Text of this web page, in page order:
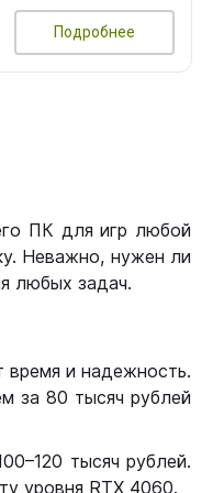
Подробнее
ПК для игр любой
Неважно, нужен ли
любых задач.
время и надежность.
за 80 тысяч рублей
тысяч рублей.
уровня RTX 4060.